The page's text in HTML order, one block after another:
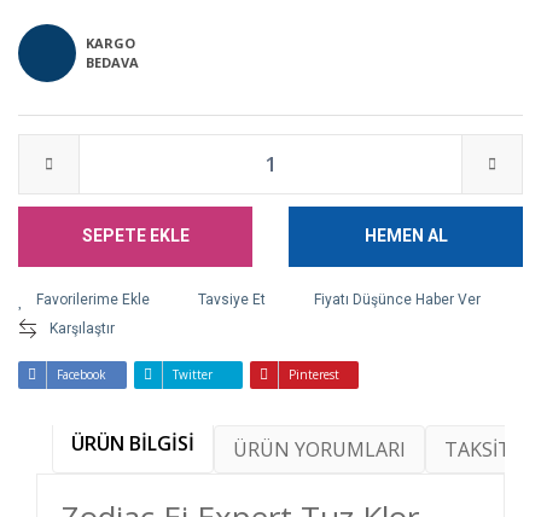
KARGO
BEDAVA
SEPETE EKLE HEMEN AL
Tavsiye Et
Fiyatı Düşünce Haber Ver
Karşılaştır
Facebook Twitter Pinterest
ÜRÜN BİLGİSİ ÜRÜN YORUMLARI TAKSİT